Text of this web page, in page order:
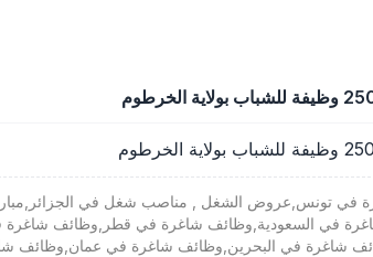
تونس,عروض الشغل , مناصب شغل في
في السعودية,وظائف شاغرة في قطر,وظائف
شاغرة في البحرين,وظائف شاغرة في